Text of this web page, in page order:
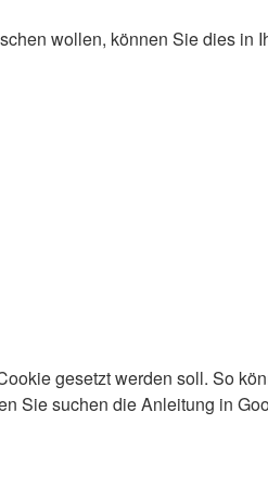
wollen, können Sie dies in
gesetzt werden soll. So
Sie suchen die Anleitung in